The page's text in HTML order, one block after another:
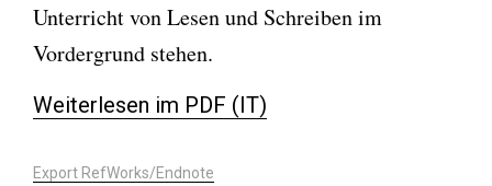
Unterricht von Lesen und Schreiben im
Vordergrund stehen.
Weiterlesen im PDF (IT)
Export RefWorks/Endnote